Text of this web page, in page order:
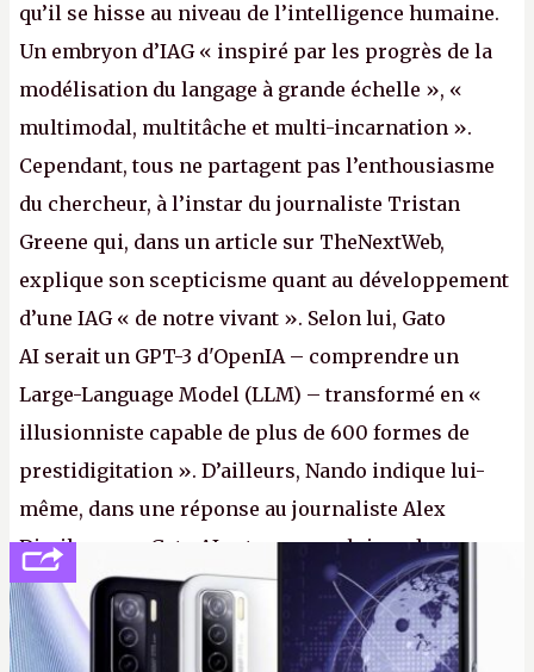
qu’il se hisse au niveau de l’intelligence humaine.
Un embryon d’IAG « inspiré par les progrès de la
modélisation du langage à grande échelle », «
multimodal, multitâche et multi-incarnation ».
Cependant, tous ne partagent pas l’enthousiasme
du chercheur, à l’instar du journaliste Tristan
Greene qui, dans un article sur TheNextWeb,
explique son scepticisme quant au développement
d’une IAG « de notre vivant ». Selon lui, Gato
AI serait un GPT-3 d'OpenIA – comprendre un
Large-Language Model (LLM) – transformé en «
illusionniste capable de plus de 600 formes de
prestidigitation ». D’ailleurs, Nando indique lui-
même, dans une réponse au journaliste Alex
Dimikas, que Gato AI est « encore loin » de
prétendre réussir le célèbre test de Turing. (Crédit
photo : Pexels - Arthur Brognoli)